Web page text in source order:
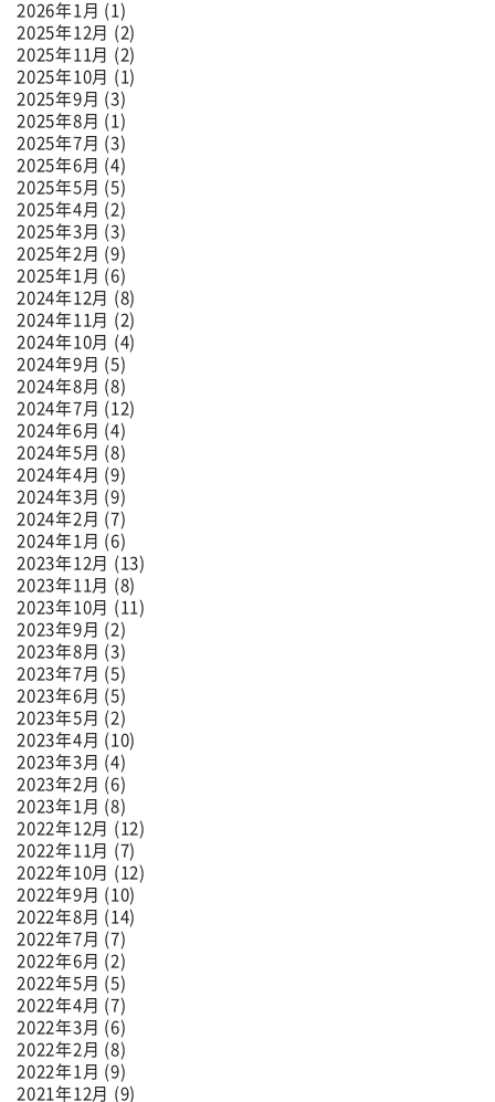
2026年1月 (1)
2025年12月 (2)
2025年11月 (2)
2025年10月 (1)
2025年9月 (3)
2025年8月 (1)
2025年7月 (3)
2025年6月 (4)
2025年5月 (5)
2025年4月 (2)
2025年3月 (3)
2025年2月 (9)
2025年1月 (6)
2024年12月 (8)
2024年11月 (2)
2024年10月 (4)
2024年9月 (5)
2024年8月 (8)
2024年7月 (12)
2024年6月 (4)
2024年5月 (8)
2024年4月 (9)
2024年3月 (9)
2024年2月 (7)
2024年1月 (6)
2023年12月 (13)
2023年11月 (8)
2023年10月 (11)
2023年9月 (2)
2023年8月 (3)
2023年7月 (5)
2023年6月 (5)
2023年5月 (2)
2023年4月 (10)
2023年3月 (4)
2023年2月 (6)
2023年1月 (8)
2022年12月 (12)
2022年11月 (7)
2022年10月 (12)
2022年9月 (10)
2022年8月 (14)
2022年7月 (7)
2022年6月 (2)
2022年5月 (5)
2022年4月 (7)
2022年3月 (6)
2022年2月 (8)
2022年1月 (9)
2021年12月 (9)